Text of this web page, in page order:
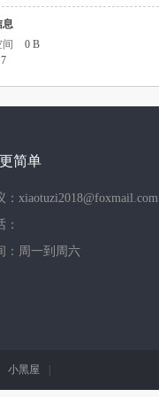
息
0 B
7
简单
：xiaotuzi2018@foxmail.com
：周一到周六
小黑屋